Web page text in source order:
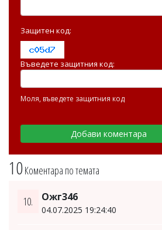
10Коментара по темата
10. Ожг346
04.07.2025 19:24:40
Защитен код:
Въведете защитния код:
Моля, въведете защитния код